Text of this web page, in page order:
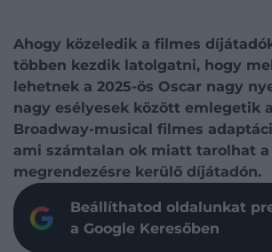
Ahogy közeledik a filmes
többen kezdik latolgatni, hogy
lehetnek a 2025-ös Oscar nagy
nagy esélyesek között emlegetik
Broadway-musical filmes
ami számtalan ok miatt tarolhat a
megrendezésre kerülő díjátadón.
Beállíthatod oldalunkat
a Google Keresőben